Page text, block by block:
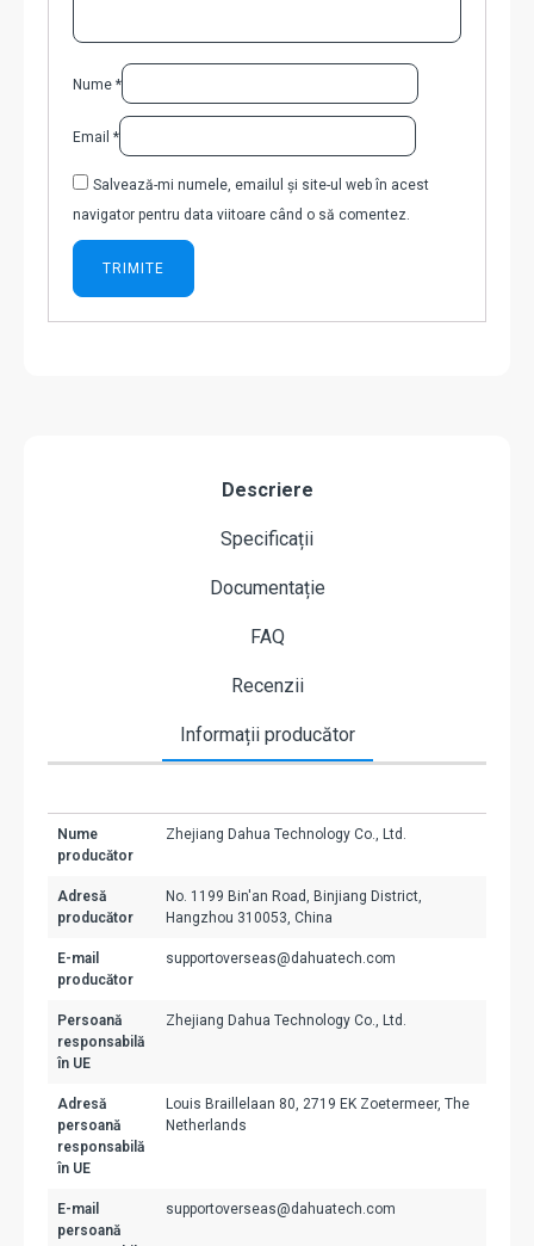
Nume *
Email *
Salvează-mi numele, emailul și site-ul web în acest
navigator pentru data viitoare când o să comentez.
Descriere
Specificații
Documentație
FAQ
Recenzii
Informații producător
Nume
producător
Zhejiang Dahua Technology Co., Ltd.
Adresă
producător
No. 1199 Bin'an Road, Binjiang District,
Hangzhou 310053, China
E-mail
producător
supportoverseas@dahuatech.com
Persoană
responsabilă
în UE
Zhejiang Dahua Technology Co., Ltd.
Adresă
persoană
responsabilă
în UE
Louis Braillelaan 80, 2719 EK Zoetermeer, The
Netherlands
E-mail
persoană
supportoverseas@dahuatech.com